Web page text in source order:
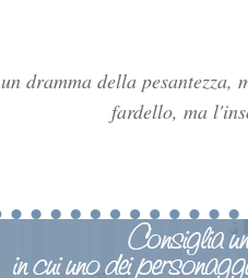
dramma dellapesantezza,
fardello, ma